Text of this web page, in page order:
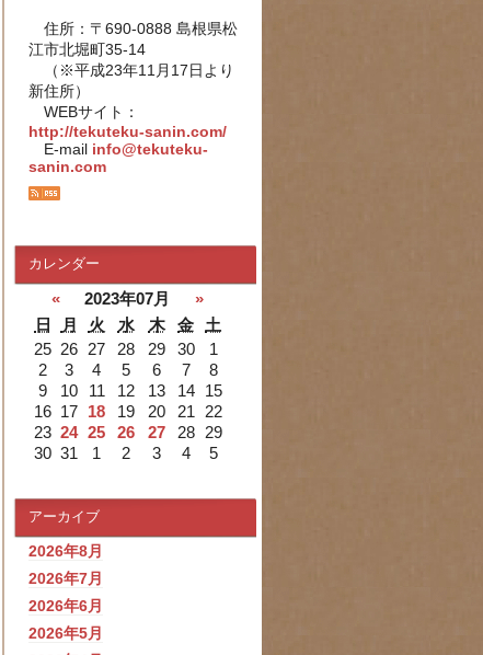
住所：〒690-0888 島根県松
江市北堀町35-14
（※平成23年11月17日より
新住所）
WEBサイト：
http://tekuteku-sanin.com/
E-mail info@tekuteku-
sanin.com
カレンダー
« 2023年07月
»
日
月 火 水 木 金
土
25 26 27 28 29 30
1
2
3 4 5 6 7
8
9
10 11 12 13 14
15
16 17 18 19 20 21
22
23 24 25 26 27 28
29
30 31 1 2 3 4 5
アーカイブ
2026年8月
2026年7月
2026年6月
2026年5月